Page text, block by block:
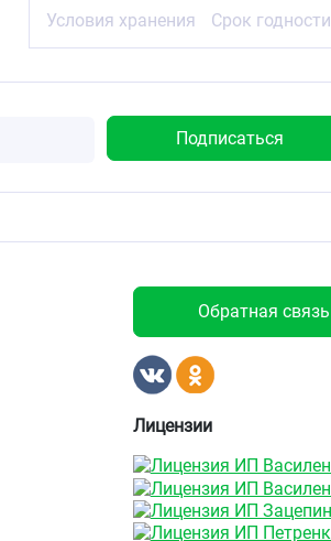
Условия хранения
Срок годности
Обратная связь
Лицензии